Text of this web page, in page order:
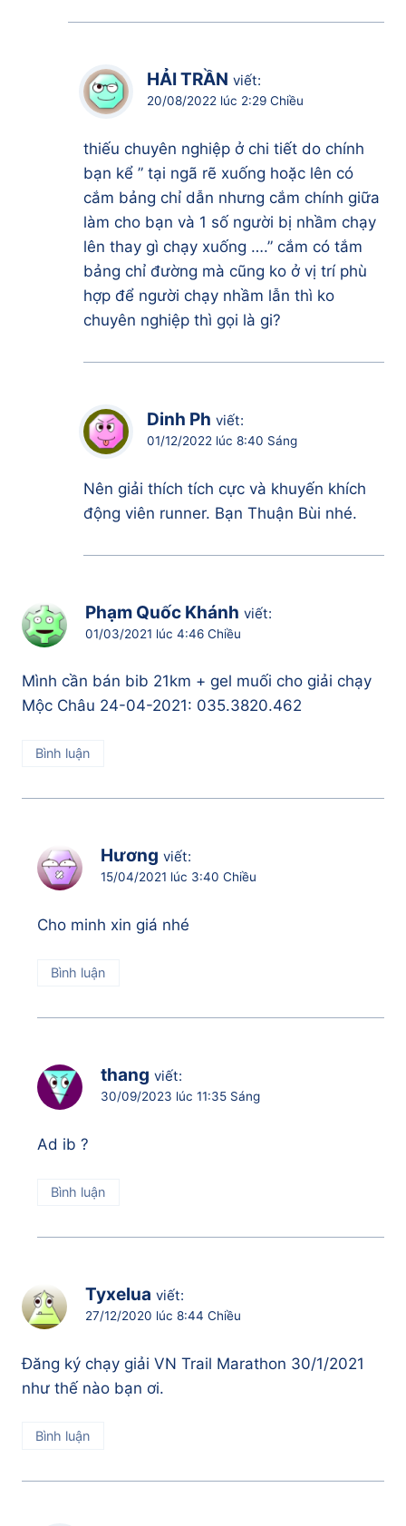
HẢI TRẦN viết:
20/08/2022 lúc 2:29 Chiều
thiếu chuyên nghiệp ở chi tiết do chính
bạn kể ” tại ngã rẽ xuống hoặc lên có
cắm bảng chỉ dẫn nhưng cắm chính giữa
làm cho bạn và 1 số người bị nhầm chạy
lên thay gì chạy xuống ….” cắm có tắm
bảng chỉ đường mà cũng ko ở vị trí phù
hợp để người chạy nhầm lẫn thì ko
chuyên nghiệp thì gọi là gi?
Dinh Ph viết:
01/12/2022 lúc 8:40 Sáng
Nên giải thích tích cực và khuyến khích
động viên runner. Bạn Thuận Bùi nhé.
Phạm Quốc Khánh viết:
01/03/2021 lúc 4:46 Chiều
Mình cần bán bib 21km + gel muối cho giải chạy
Mộc Châu 24-04-2021: 035.3820.462
Bình luận
Hương viết:
15/04/2021 lúc 3:40 Chiều
Cho minh xin giá nhé
Bình luận
thang viết:
30/09/2023 lúc 11:35 Sáng
Ad ib ?
Bình luận
Tyxelua viết:
27/12/2020 lúc 8:44 Chiều
Đăng ký chạy giải VN Trail Marathon 30/1/2021
như thế nào bạn ơi.
Bình luận